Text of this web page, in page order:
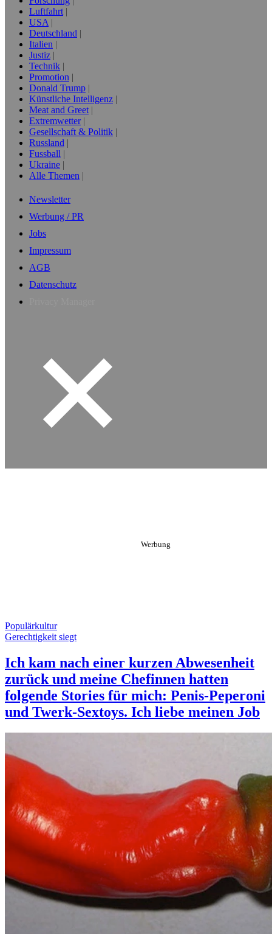
Luftfahrt
USA
Deutschland
Italien
Justiz
Technik
Promotion
Donald Trump
Künstliche Intelligenz
Meat and Greet
Extremwetter
Gesellschaft & Politik
Russland
Fussball
Ukraine
Alle Themen
Newsletter
Werbung / PR
Jobs
Impressum
AGB
Datenschutz
Populärkultur
Gerechtigkeit siegt
Ich kam nach einer kurzen Abwesenheit
zurück und meine Chefinnen hatten
folgende Stories für mich: Penis-Peperoni
und Twerk-Sextoys. Ich liebe meinen Job